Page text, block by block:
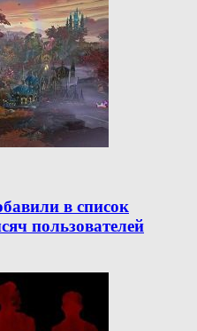
в список
пользователей